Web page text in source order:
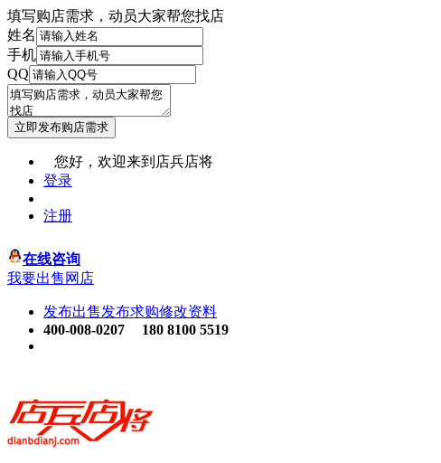
填写购店需求，动员大家帮您找店
姓名
手机
QQ
您好，欢迎来到店兵店将
登录
注册
在线咨询
我要出售网店
发布出售发布求购修改资料
400-008-0207
180 8100 5519